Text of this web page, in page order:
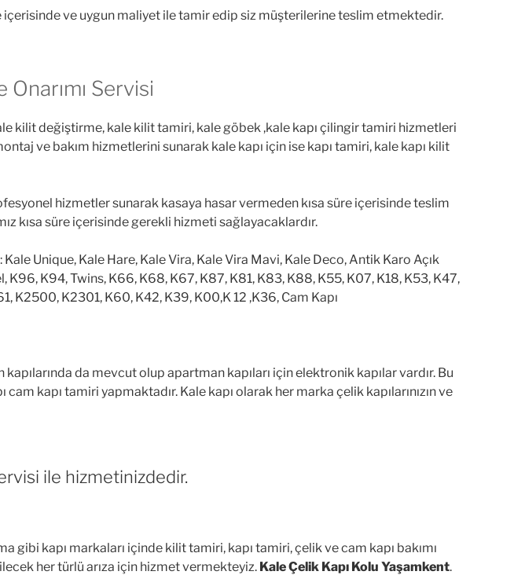
içerisinde ve uygun maliyet ile tamir edip siz müşterilerine teslim etmektedir.
Onarımı Servisi
kilit değiştirme, kale kilit tamiri, kale göbek ,kale kapı çilingir tamiri hizmetleri
ve bakım hizmetlerini sunarak kale kapı için ise kapı tamiri, kale kapı kilit
hizmetler sunarak kasaya hasar vermeden kısa süre içerisinde teslim
kısa süre içerisinde gerekli hizmeti sağlayacaklardır.
Unique, Kale Hare, Kale Vira, Kale Vira Mavi, Kale Deco, Antik Karo Açık
K96, K94, Twins, K66, K68, K67, K87, K81, K83, K88, K55, K07, K18, K53, K47,
K2500, K2301, K60, K42, K39, K00,K 12 ,K36, Cam Kapı
da mevcut olup apartman kapıları için elektronik kapılar vardır. Bu
kapı tamiri yapmaktadır. Kale kapı olarak her marka çelik kapılarınızın ve
ile hizmetinizdedir.
kapı markaları içinde kilit tamiri, kapı tamiri, çelik ve cam kapı bakımı
her türlü arıza için hizmet vermekteyiz. Kale Çelik Kapı Kolu Yaşamkent.